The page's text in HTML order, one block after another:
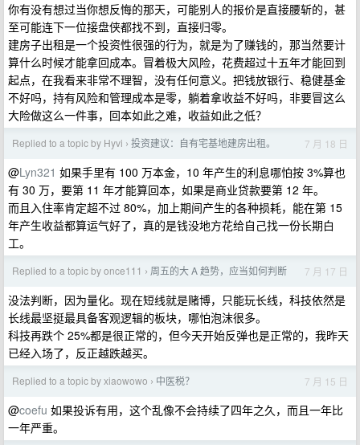
你有没有想过当你想反悔的那天，可能别人的报价是直接腰斩的，甚
至可能连下一位接盘侠都找不到，直接归零。
建房子出租是一个投资性很强的行为，就是为了赚钱的，那当然要计
算什么时候才能拿回成本。冒着极大风险，花费超过十五年才能回到
起点，在我看来非常不理智，没有任何意义。把钱放银行、稳健基金
不好吗，持有风险和管理成本是零，躺着拿收益不好吗，非要冒这么
大险做这么一件事，回本如此之难，收益如此之低？
Replied to a topic by Hyvi › 投资建议：自有宅基地建房出租。 7 月 18 日
@Lyn321 如果手里有 100 万本金，10 年产生的利息哪怕按 3%算也
有 30 万，要第 11 年才能算回本，如果是商业贷款要第 12 年。
而且入住率肯定超不过 80%，加上期间产生的各种损耗，能在第 15
年产生收益都算运气好了，真的是钱没地方花给自己找一份长期白
工。
Replied to a topic by once111 › 周五的大 A 趋势，应当如何判断 7 月 17 日
没法判断，因为量化。现在短线就是赌博，只能玩长线，科技依然是
长线最坚挺最具备客观逻辑的板块，哪怕泡沫很多。
科技再跌个 25%都是很正常的，但今天开始反弹也是正常的，我昨天
已经入场了，反正越跌越买。
Replied to a topic by xiaowowo › 中医税？ 7 月 15 日
@coefu 如果投诉有用，这个乱像不会持续了四年之久，而且一年比
一年严重。